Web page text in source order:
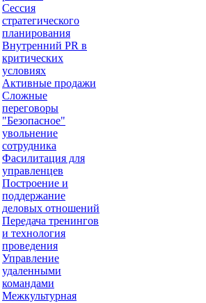
Сессия
стратегического
планирования
Внутренний PR в
критических
условиях
Активные продажи
Сложные
переговоры
"Безопасное"
увольнение
сотрудника
Фасилитация для
управленцев
Построение и
поддержание
деловых отношений
Передача тренингов
и технология
проведения
Управление
удаленными
командами
Межкультурная